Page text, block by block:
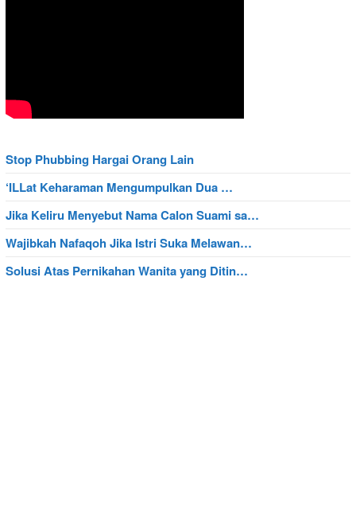
Stop Phubbing Hargai Orang Lain
‘ILLat Keharaman Mengumpulkan Dua …
Jika Keliru Menyebut Nama Calon Suami sa…
Wajibkah Nafaqoh Jika Istri Suka Melawan…
Solusi Atas Pernikahan Wanita yang Ditin…